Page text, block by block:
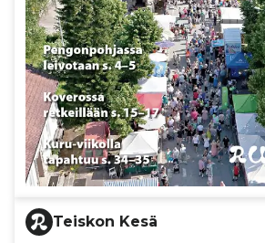
Teiskon Kesä